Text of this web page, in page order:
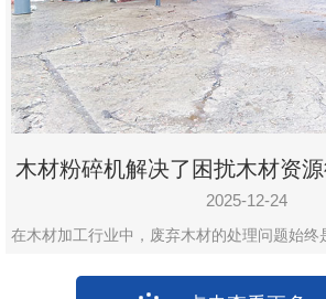
木材粉碎机解决了困扰木材资
2025-12-24
在木材加工行业中，废弃木材的处理问题始终